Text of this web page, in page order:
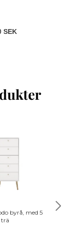
SEK
byrå, med 5
trä